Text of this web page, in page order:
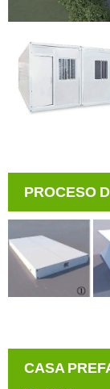
PROCESO
CASA